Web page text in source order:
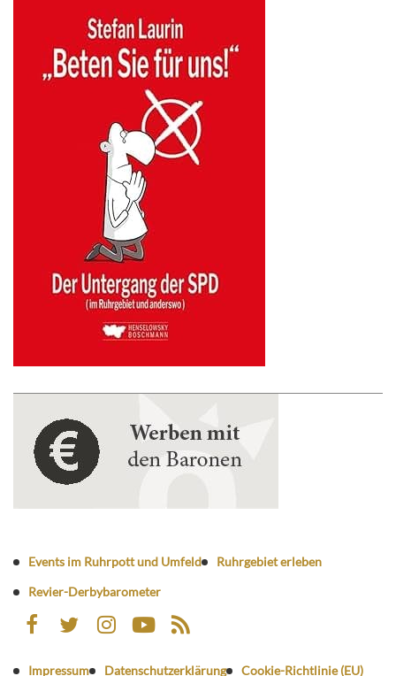
Events im Ruhrpott und Umfeld
Ruhrgebiet erleben
Revier-Derbybarometer
Impressum Datenschutzerklärung Cookie-Richtlinie (EU)